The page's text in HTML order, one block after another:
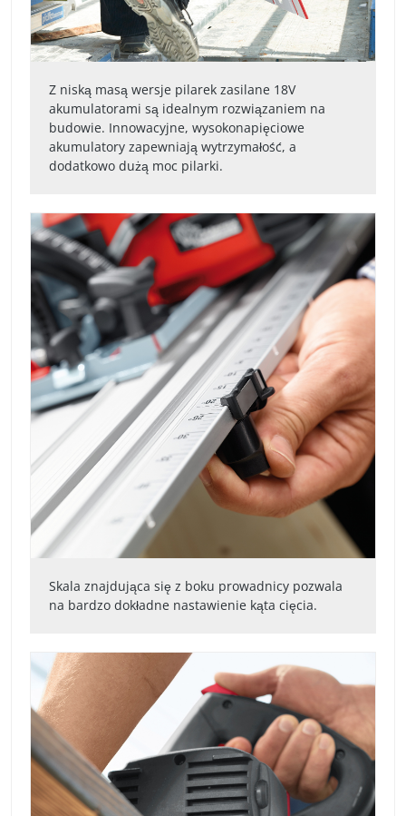
Z niską masą wersje pilarek zasilane 18V
akumulatorami są idealnym rozwiązaniem na
budowie. Innowacyjne, wysokonapięciowe
akumulatory zapewniają wytrzymałość, a
dodatkowo dużą moc pilarki.
Skala znajdująca się z boku prowadnicy pozwala
na bardzo dokładne nastawienie kąta cięcia.